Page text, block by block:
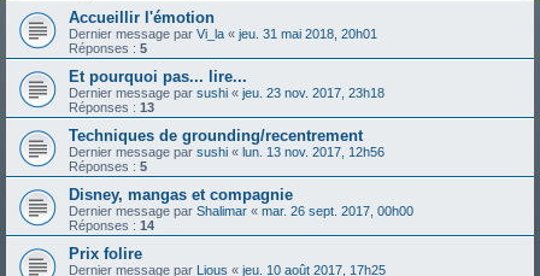
Accueillir l'émotion
Dernier message par Vi_la « jeu. 31 mai 2018, 20h01
Réponses : 5
Et pourquoi pas... lire...
Dernier message par sushi « jeu. 23 nov. 2017, 23h18
Réponses : 13
Techniques de grounding/recentrement
Dernier message par sushi « lun. 13 nov. 2017, 12h56
Réponses : 5
Disney, mangas et compagnie
Dernier message par Shalimar « mar. 26 sept. 2017, 00h00
Réponses : 14
Prix folire
Dernier message par Lious « jeu. 10 août 2017, 17h25